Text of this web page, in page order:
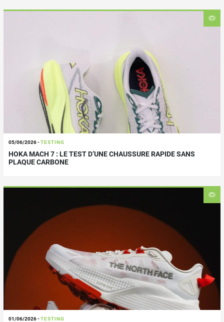
05/06/2026-TESTING
HOKA MACH 7 : LE TEST D’UNE CHAUSSURE RAPIDE SANS
PLAQUE CARBONE
01/06/2026-TESTING